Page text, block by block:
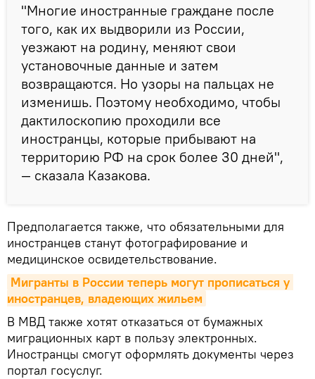
"Многие иностранные граждане после
того, как их выдворили из России,
уезжают на родину, меняют свои
установочные данные и затем
возвращаются. Но узоры на пальцах не
изменишь. Поэтому необходимо, чтобы
дактилоскопию проходили все
иностранцы, которые прибывают на
территорию РФ на срок более 30 дней",
— сказала Казакова.
Предполагается также, что обязательными для
иностранцев станут фотографирование и
медицинское освидетельствование.
Мигранты в России теперь могут прописаться у
иностранцев, владеющих жильем
В МВД также хотят отказаться от бумажных
миграционных карт в пользу электронных.
Иностранцы смогут оформлять документы через
портал госуслуг.